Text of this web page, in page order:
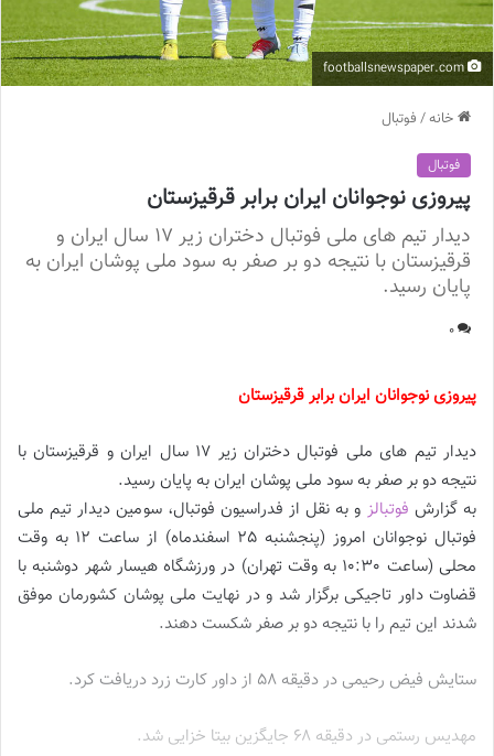
خانه/ فوتبال
فوتبال
پیروزی نوجوانان ایران برابر قرقیزستان
دیدار تیم های ملی فوتبال دختران زیر 17 سال ایران و
قرقیزستان با نتیجه دو بر صفر به سود ملی پوشان ایران به
پایان رسید.
0
پیروزی نوجوانان ایران برابر قرقیزستان
دیدار تیم های ملی فوتبال دختران زیر 17 سال ایران و قرقیزستان با
نتیجه دو بر صفر به سود ملی پوشان ایران به پایان رسید.
به گزارش فوتبالز و به نقل از فدراسیون فوتبال، سومین دیدار تیم ملی
فوتبال نوجوانان امروز (پنجشنبه 25 اسفندماه) از ساعت 12 به وقت
محلی (ساعت 10:30 به وقت تهران) در ورزشگاه هیسار شهر دوشنبه با
قضاوت داور تاجیکی برگزار شد و در نهایت ملی پوشان کشورمان موفق
شدند این تیم را با نتیجه دو بر صفر شکست دهند.
ستایش فیض رحیمی در دقیقه ۵۸ از داور کارت زرد دریافت کرد.
مهدیس رستمی در دقیقه ۶۸ جایگزین بیتا خزایی شد.